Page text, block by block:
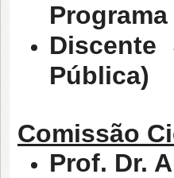
Pública)
Comissão
Prof. Dr.